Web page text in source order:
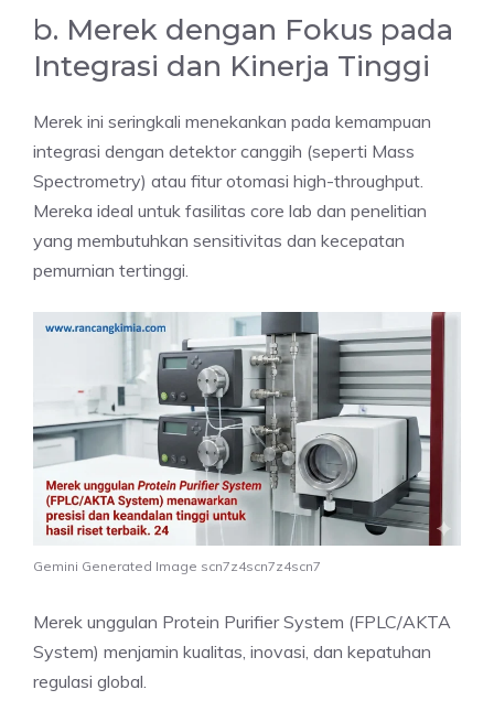
b. Merek dengan Fokus pada
Integrasi dan Kinerja Tinggi
Merek ini seringkali menekankan pada kemampuan
integrasi dengan detektor canggih (seperti Mass
Spectrometry) atau fitur otomasi high-throughput.
Mereka ideal untuk fasilitas core lab dan penelitian
yang membutuhkan sensitivitas dan kecepatan
pemurnian tertinggi.
Gemini Generated Image scn7z4scn7z4scn7
Merek unggulan Protein Purifier System (FPLC/AKTA
System) menjamin kualitas, inovasi, dan kepatuhan
regulasi global.